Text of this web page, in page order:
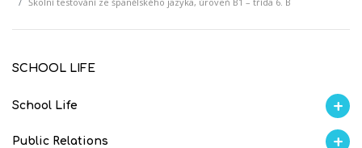
SCHOOL LIFE
School Life
Aktuality Proběhlo na GMVV AI Ambasador
Public Relations